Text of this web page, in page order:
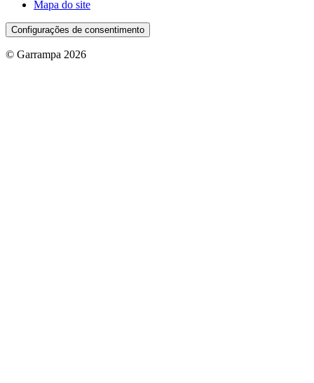
Mapa do site
Configurações de consentimento
© Garrampa 2026